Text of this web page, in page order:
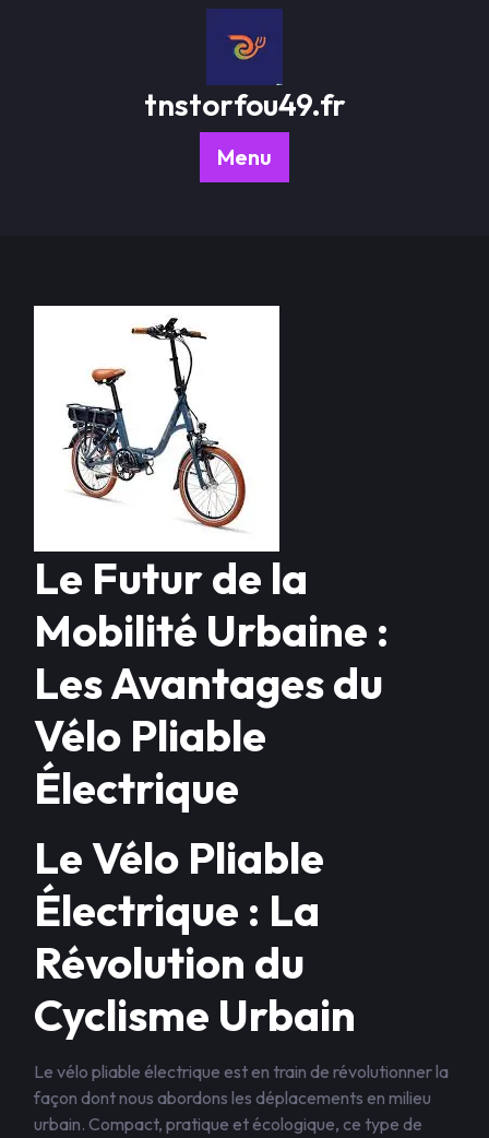
tnstorfou49.fr
Menu
Le Futur de la
Mobilité Urbaine :
Les Avantages du
Vélo Pliable
Électrique
Le Vélo Pliable
Électrique : La
Révolution du
Cyclisme Urbain
Le vélo pliable électrique est en train de révolutionner la
façon dont nous abordons les déplacements en milieu
urbain. Compact, pratique et écologique, ce type de